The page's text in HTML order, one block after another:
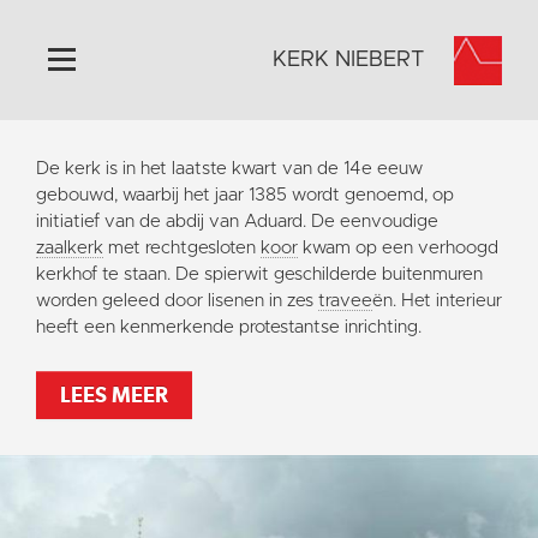
Home
Algemeen
Historie
Omgeving
Activiteiten
Contact
KERK NIEBERT
De kerk is in het laatste kwart van de 14e eeuw
gebouwd, waarbij het jaar 1385 wordt genoemd, op
initiatief van de abdij van Aduard. De eenvoudige
zaalkerk met rechtgesloten koor kwam op een verhoogd
kerkhof te staan. De spierwit geschilderde buitenmuren
worden geleed door lisenen in zes traveeën. Het interieur
heeft een kenmerkende protestantse inrichting.
LEES MEER